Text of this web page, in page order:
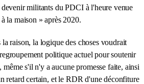
devenir militants du PDCI à l'heure venue
la maison » après 2020.
raison, la logique des choses voudrait
politique actuel pour soutenir
s'il n'y a aucune promesse faite, ainsi
retard certain, et le RDR d'une déconfiture